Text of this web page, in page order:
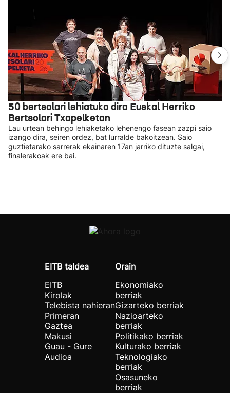
50 bertsolari lehiatuko dira Euskal Herriko
Bertsolari Txapelketan
Lau urtean behingo lehiaketako lehenengo fasean zazpi saio
izango dira, seiren ordez, bat lurralde bakoitzean. Saio
guztietarako sarrerak ekainaren 17an jarriko dituzte salgai,
finalerakoak ere bai.
EITB taldea
EITB
Kirolak
Telebista nahieran
Primeran
Gaztea
Makusi
Guau - Gure
Audioa
Orain
Ekonomiako
berriak
Gizarteko berriak
Nazioarteko
berriak
Politikako berriak
Kulturako berriak
Teknologiako
berriak
Osasuneko
berriak